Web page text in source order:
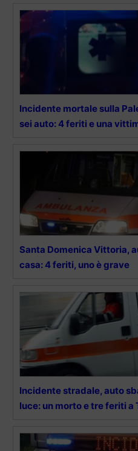
Incidente mortale sulla
sei auto: 4 feriti e una
Santa Domenica Vittoria,
casa: 4 feriti, uno è grave
Incidente stradale, auto
luce: un morto e tre feriti a